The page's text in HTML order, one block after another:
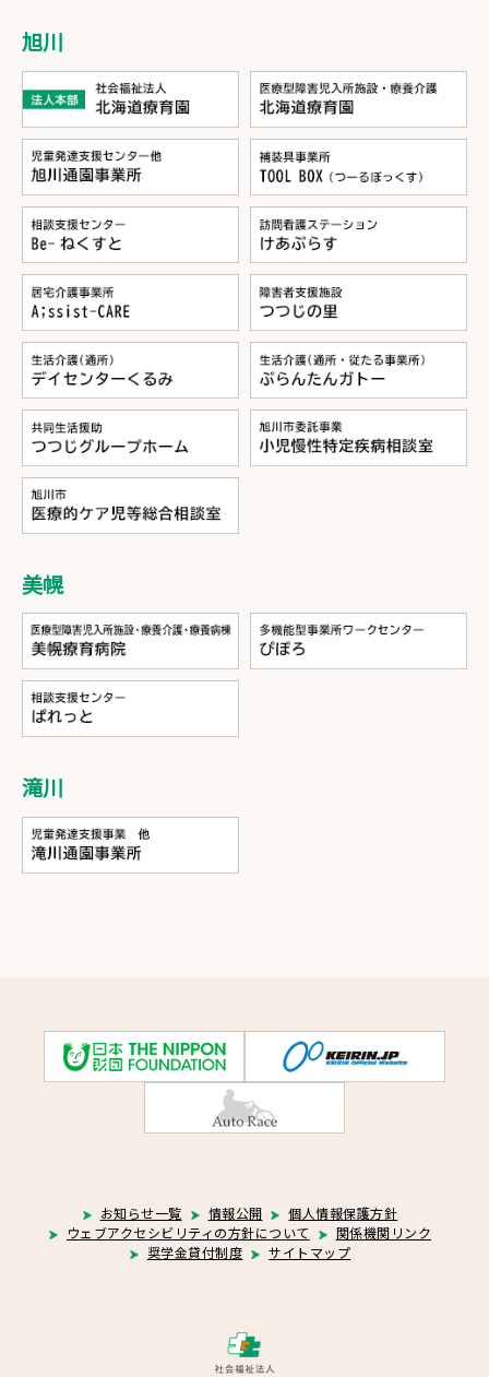
旭川
美幌
滝川
お知らせ一覧 情報公開
個人情報保護方針
ウェブアクセシビリティの方針について
関係機関リンク
奨学金貸付制度
サイトマップ